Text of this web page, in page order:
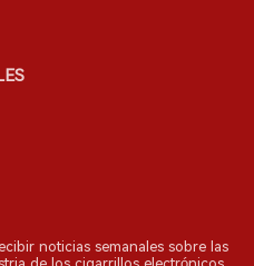
noticias semanales sobre las